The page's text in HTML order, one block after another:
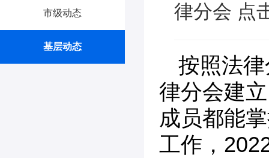
市级动态
基层动态
律分会 点
按照法
律分会建
成员都能
工作，